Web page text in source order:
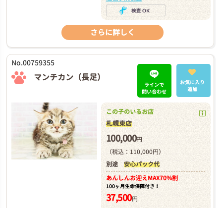
さらに詳しく
No.00759355
マンチカン（長足）
ラインで
問い合わせ
お気に入り
追加
この子のいるお店
札幌東店
100,000円
（税込：110,000円）
別途 安心パック代
あんしんお迎えMAX70%割
100ヶ月生命保障付き！
37,500円